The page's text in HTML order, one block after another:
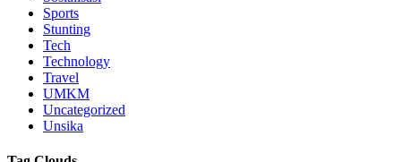
Sports
Stunting
Tech
Technology
Travel
UMKM
Uncategorized
Unsika